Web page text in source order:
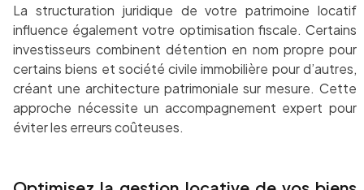
La structuration juridique de votre patrimoine locatif
influence également votre optimisation fiscale. Certains
investisseurs combinent détention en nom propre pour
certains biens et société civile immobilière pour d’autres,
créant une architecture patrimoniale sur mesure. Cette
approche nécessite un accompagnement expert pour
éviter les erreurs coûteuses.